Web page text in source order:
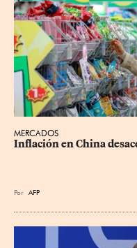
MERCADOS
Inflación en China
Por AFP